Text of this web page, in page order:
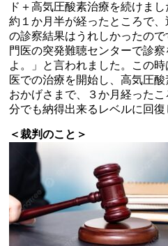
ド＋高気圧酸素治療を続けまし
約１か月半が経ったところで
の診察結果はうれしかったの
門医の突発難聴センターで診
よ。」と言われました。この
医での治療を開始し、高気圧
おかげさまで、３か月経った
分でも納得出来るレベルに回復
＜裁判のこと＞